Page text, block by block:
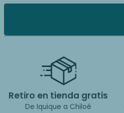
Retiro en tienda gratis
De Iquique a Chiloé